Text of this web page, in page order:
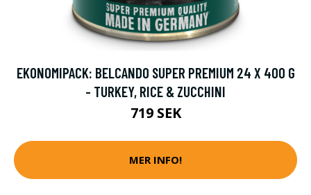
EKONOMIPACK: BELCANDO SUPER PREMIUM 24 X 400 G
- TURKEY, RICE & ZUCCHINI
719 SEK
MER INFO!